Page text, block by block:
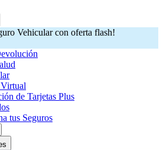
Vehicular con oferta flash!
de Tarjetas Plus
tus Seguros